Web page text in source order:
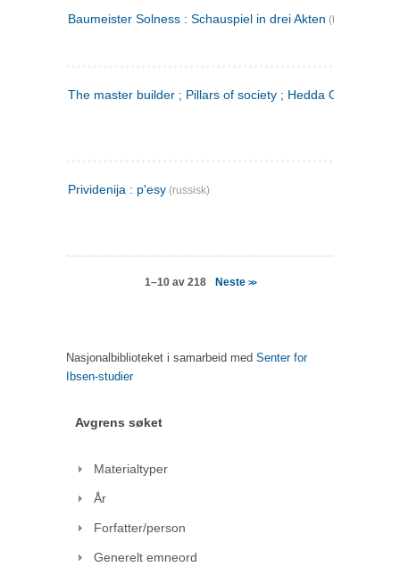
Baumeister Solness : Schauspiel in drei Akten (tysk)
The master builder ; Pillars of society ; Hedda Gabler
Prividenija : p'esy (russisk)
1–10 av 218 Neste >>
Nasjonalbiblioteket i samarbeid med Senter for
Ibsen-studier
Avgrens søket
Materialtyper
År
Forfatter/person
Generelt emneord